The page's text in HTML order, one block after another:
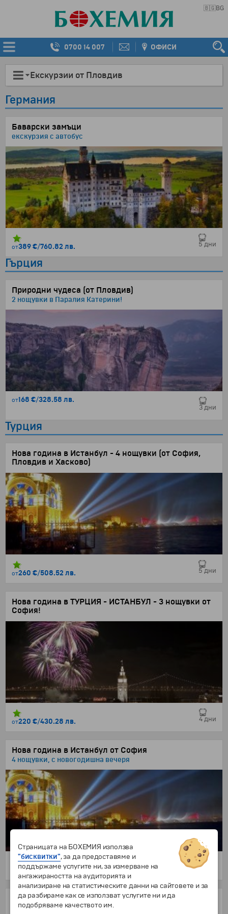
🇧🇬BG
0700 14 007 ОФИСИ
Екскурзии от Пловдив
Германия
Баварски замъци
екскурзия с автобус
от389 €/760.82 лв. 5 дни
Гърция
Природни чудеса (от Пловдив)
2 нощувки в Паралия Катерини!
от168 €/328.58 лв.
3 дни
Турция
Нова година в Истанбул - 4 нощувки (от София,
Пловдив и Хасково)
4 нощувки със закуски без нощен преход
от260 €/508.52 лв. 5 дни
Нова година в ТУРЦИЯ - ИСТАНБУЛ - 3 нощувки от
София!
3 нощувки със закуски
от220 €/430.28 лв. 4 дни
Нова година в Истанбул от София
4 нощувки, с новогодишна вечеря
399 €/780.38 лв. 5 дни
Истанбул - 3 нощувки
С автобус, без нощни преходи
Страницата на БОХЕМИЯ използва
"бисквитки", за да предоставяме и
поддържаме услугите ни, за измерване на
ангажираността на аудиторията и
анализиране на статистическите данни на сайтовете и за
да разбираме как се използват услугите ни и да
подобряваме качеството им.